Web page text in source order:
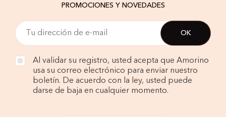
PROMOCIONES Y NOVEDADES
Al validar su registro, usted acepta que Amorino
usa su correo electrónico para enviar nuestro
boletín. De acuerdo con la ley, usted puede
darse de baja en cualquier momento.